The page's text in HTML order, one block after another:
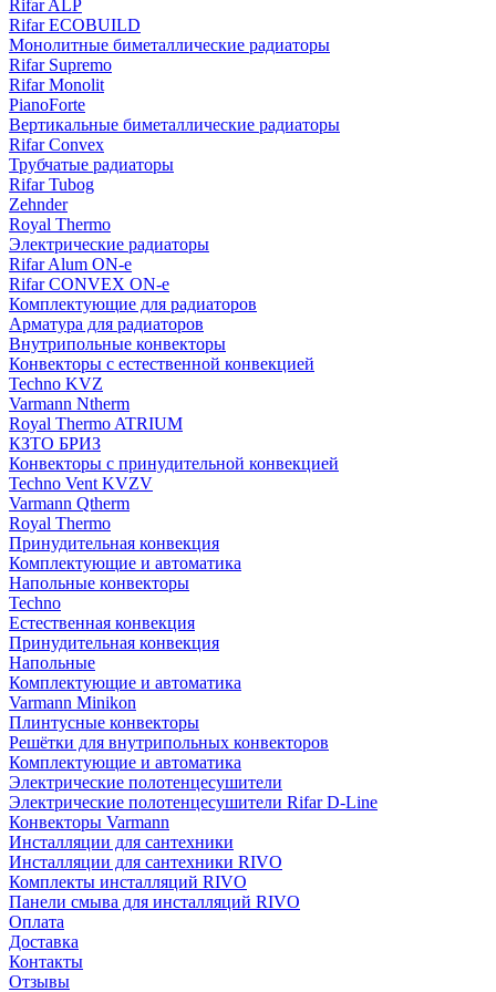
Rifar ALP
Rifar ECOBUILD
Монолитные биметаллические радиаторы
Rifar Supremo
Rifar Monolit
PianoForte
Вертикальные биметаллические радиаторы
Rifar Convex
Трубчатые радиаторы
Rifar Tubog
Zehnder
Royal Thermo
Электрические радиаторы
Rifar Alum ON-e
Rifar CONVEX ON-e
Комплектующие для радиаторов
Арматура для радиаторов
Внутрипольные конвекторы
Конвекторы с естественной конвекцией
Techno KVZ
Varmann Ntherm
Royal Thermo ATRIUM
КЗТО БРИЗ
Конвекторы с принудительной конвекцией
Techno Vent KVZV
Varmann Qtherm
Royal Thermo
Принудительная конвекция
Комплектующие и автоматика
Напольные конвекторы
Techno
Естественная конвекция
Принудительная конвекция
Напольные
Комплектующие и автоматика
Varmann Minikon
Плинтусные конвекторы
Решётки для внутрипольных конвекторов
Комплектующие и автоматика
Электрические полотенцесушители
Электрические полотенцесушители Rifar D-Line
Конвекторы Varmann
Инсталляции для сантехники
Инсталляции для сантехники RIVO
Комплекты инсталляций RIVO
Панели смыва для инсталляций RIVO
Оплата
Доставка
Контакты
Отзывы